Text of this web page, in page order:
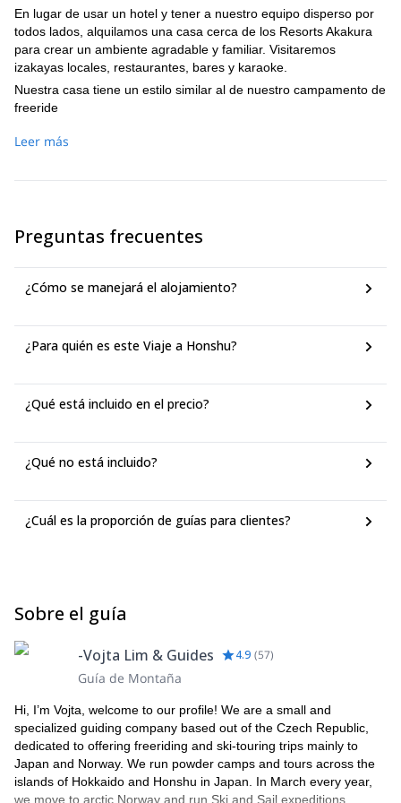
En lugar de usar un hotel y tener a nuestro equipo disperso por
todos lados, alquilamos una casa cerca de los Resorts Akakura
para crear un ambiente agradable y familiar. Visitaremos
izakayas locales, restaurantes, bares y karaoke.
Nuestra casa tiene un estilo similar al de nuestro campamento de
freeride
Más información
basado en tu nivel de habilidad. Deberías tener un nivel
(ninguna actividad es obligatoria, siempre puedes tomar más
días libres).
Leer más
Preguntas frecuentes
¿Cómo se manejará el alojamiento?
¿Para quién es este Viaje a Honshu?
¿Qué está incluido en el precio?
¿Qué no está incluido?
¿Cuál es la proporción de guías para clientes?
Sobre el guía
-Vojta Lim & Guides 4.9 (57)
Guía de Montaña
Hi, I’m Vojta, welcome to our profile! We are a small and
specialized guiding company based out of the Czech Republic,
dedicated to offering freeriding and ski-touring trips mainly to
Japan and Norway. We run powder camps and tours across the
islands of Hokkaido and Honshu in Japan. In March every year,
we move to arctic Norway and run Ski and Sail expeditions